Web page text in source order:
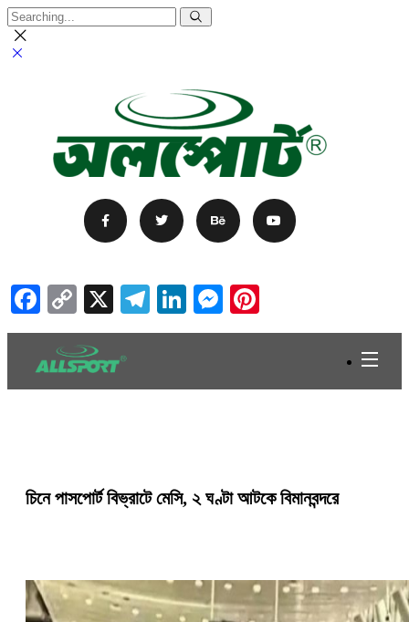
Facebook
Copy
Link
X Telegram
LinkedIn
Messenger
চিনে পাসপোর্ট বিভ্রাটে মেসি, ২ ঘণ্টা আটকে বিমানবন্দরে